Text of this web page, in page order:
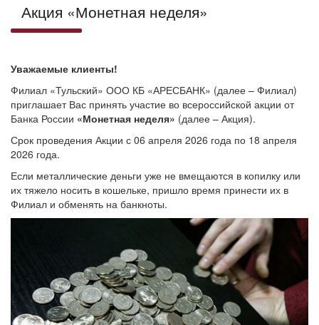
Акция «Монетная неделя»
Уважаемые клиенты!
Филиал «Тульский» ООО КБ «АРЕСБАНК» (далее – Филиал)
приглашает Вас принять участие во всероссийской акции от
Банка России «Монетная неделя» (далее – Акция).
Срок проведения Акции с 06 апреля 2026 года по 18 апреля
2026 года.
Если металлические деньги уже не вмещаются в копилку или
их тяжело носить в кошельке, пришло время принести их в
Филиал и обменять на банкноты.